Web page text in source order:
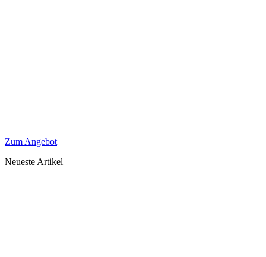
Zum Angebot
Neueste Artikel